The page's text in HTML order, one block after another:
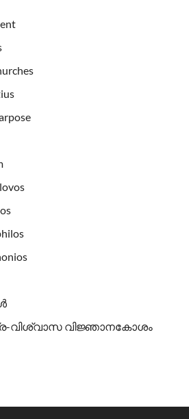
വിശ്വാസ വിജ്ഞാനകോശം